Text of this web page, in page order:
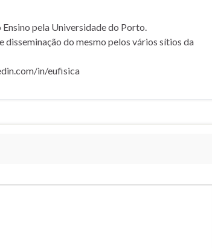
pela Universidade do Porto.
do mesmo pelos vários sítios da
in/eufisica